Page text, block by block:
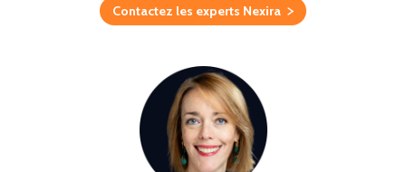
Contactez les experts Nexira